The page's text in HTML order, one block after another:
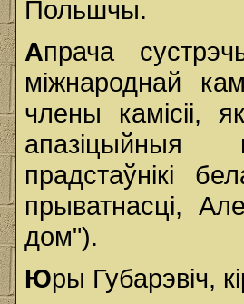
Польшчы.
Апрача
міжнароднай
члены камісіі,
апазіцыйныя
прадстаўнікі
прыватнасці,
дом").
Юры Губарэвіч,